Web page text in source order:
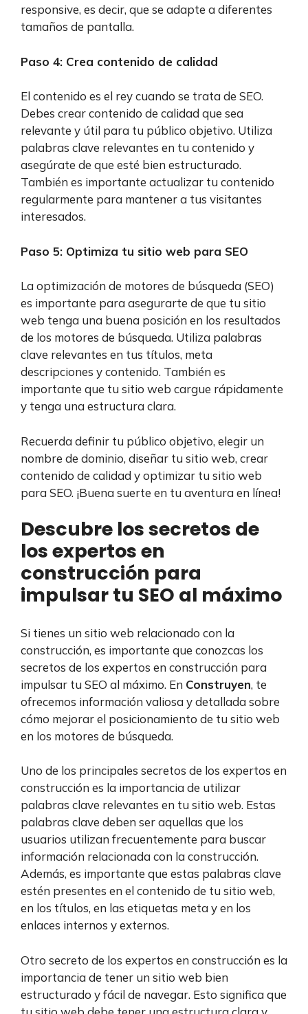
responsive, es decir, que se adapte a diferentes
tamaños de pantalla.
Paso 4: Crea contenido de calidad
El contenido es el rey cuando se trata de SEO.
Debes crear contenido de calidad que sea
relevante y útil para tu público objetivo. Utiliza
palabras clave relevantes en tu contenido y
asegúrate de que esté bien estructurado.
También es importante actualizar tu contenido
regularmente para mantener a tus visitantes
interesados.
Paso 5: Optimiza tu sitio web para SEO
La optimización de motores de búsqueda (SEO)
es importante para asegurarte de que tu sitio
web tenga una buena posición en los resultados
de los motores de búsqueda. Utiliza palabras
clave relevantes en tus títulos, meta
descripciones y contenido. También es
importante que tu sitio web cargue rápidamente
y tenga una estructura clara.
Recuerda definir tu público objetivo, elegir un
nombre de dominio, diseñar tu sitio web, crear
contenido de calidad y optimizar tu sitio web
para SEO. ¡Buena suerte en tu aventura en línea!
Descubre los secretos de
los expertos en
construcción para
impulsar tu SEO al máximo
Si tienes un sitio web relacionado con la
construcción, es importante que conozcas los
secretos de los expertos en construcción para
impulsar tu SEO al máximo. En Construyen, te
ofrecemos información valiosa y detallada sobre
cómo mejorar el posicionamiento de tu sitio web
en los motores de búsqueda.
Uno de los principales secretos de los expertos en
construcción es la importancia de utilizar
palabras clave relevantes en tu sitio web. Estas
palabras clave deben ser aquellas que los
usuarios utilizan frecuentemente para buscar
información relacionada con la construcción.
Además, es importante que estas palabras clave
estén presentes en el contenido de tu sitio web,
en los títulos, en las etiquetas meta y en los
enlaces internos y externos.
Otro secreto de los expertos en construcción es la
importancia de tener un sitio web bien
estructurado y fácil de navegar. Esto significa que